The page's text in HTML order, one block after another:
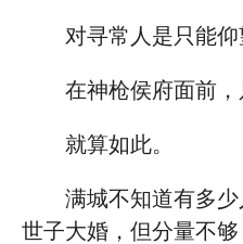
对寻常人是只能仰
在神枪侯府面前，
就算如此。
满城不知道有多
世子大婚，但分量不够